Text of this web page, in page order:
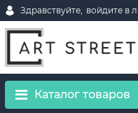
Здравствуйте, войдите в
Каталог товаров